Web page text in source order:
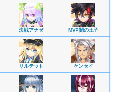
決戦アナゼ MVP闇の王子
リルテット ケンセイ